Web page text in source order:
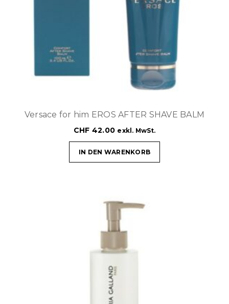
Versace for him EROS AFTER SHAVE BALM
CHF 42.00 exkl. MwSt.
IN DEN WARENKORB